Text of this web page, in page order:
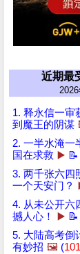
近期最
1. 释永信一审
到魔王的阴谋
2. 一半水淹一
国在求救 ▶️
3. 两千张六四
一个天安门？
4. 从未公开六
撼人心！
▶️
5. 大陆高考倒
有妙招 🖼️ (